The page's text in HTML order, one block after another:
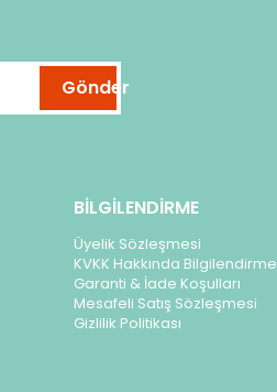
Gönder
BİLGİLENDİRME
Üyelik Sözleşmesi
KVKK Hakkında Bilgilendirme
Garanti & İade Koşulları
Mesafeli Satış Sözleşmesi
Gizlilik Politikası